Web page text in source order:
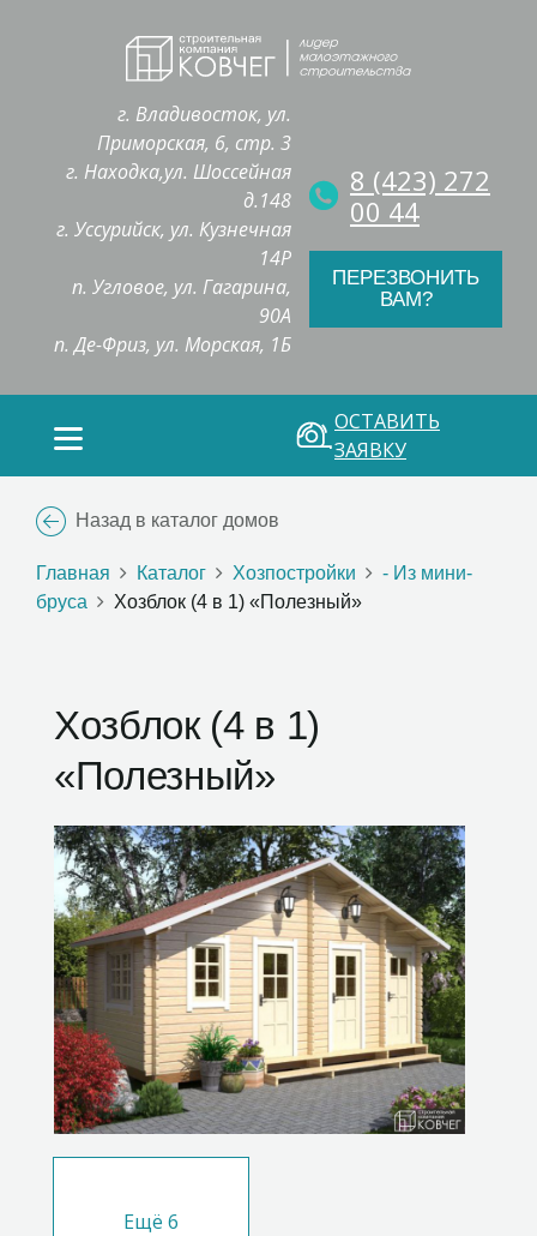
г. Владивосток, ул.
Приморская, 6, стр. 3
г. Находка,ул. Шоссейная
д.148
г. Уссурийск, ул. Кузнечная
14Р
п. Угловое, ул. Гагарина,
90А
п. Де-Фриз, ул. Морская, 1Б
8 (423) 272
00 44
ПЕРЕЗВОНИТЬ
ВАМ?
ОСТАВИТЬ
ЗАЯВКУ
Назад в каталог домов
Главная Каталог Хозпостройки
- Из мини-
бруса
Хозблок (4 в 1) «Полезный»
Хозблок (4 в 1)
«Полезный»
Ещё 6